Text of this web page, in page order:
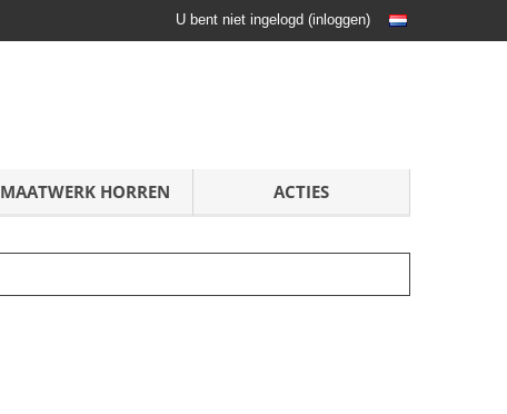
U bent niet ingelogd (inloggen)
MAATWERK HORREN ACTIES